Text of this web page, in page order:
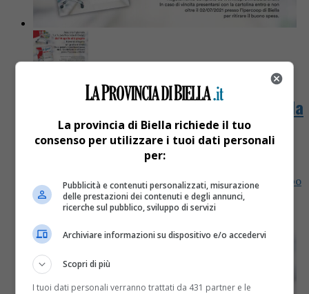
Domani con La Nuova Provincia di Biella
in regalo gratta e vinci la spesa
BIELLA – Domani, sabato 23 aprile, il giornale La
Nuova Provincia di Biella regala una cartolina del tipo
gratta&vinci. Si possono trovare buoni spesa offerti
La provincia di Biella richiede il tuo
consenso per utilizzare i tuoi dati personali
per:
Pubblicità e contenuti personalizzati, misurazione
delle prestazioni dei contenuti e degli annunci,
ricerche sul pubblico, sviluppo di servizi
Archiviare informazioni su dispositivo e/o accedervi
Scopri di più
I tuoi dati personali verranno trattati da 431 partner e le